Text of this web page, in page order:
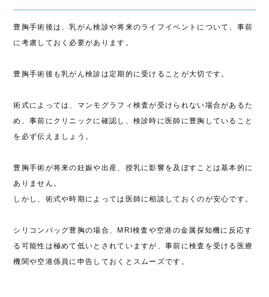
豊胸手術後は、乳がん検診や将来のライフイベントについて、事前
に考慮しておく必要があります。
豊胸手術後も乳がん検診は定期的に受けることが大切です。
術式によっては、マンモグラフィ検査が受けられない場合があるた
め、事前にクリニックに確認し、検診時に医師に豊胸していること
を必ず伝えましょう。
豊胸手術が将来の妊娠や出産、授乳に影響を及ぼすことは基本的に
ありません。
しかし、術式や時期によっては医師に相談しておくのが安心です。
シリコンバッグ豊胸の場合、MRI検査や空港の金属探知機に反応す
る可能性は極めて低いとされていますが、事前に検査を受ける医療
機関や空港係員に申告しておくとスムーズです。